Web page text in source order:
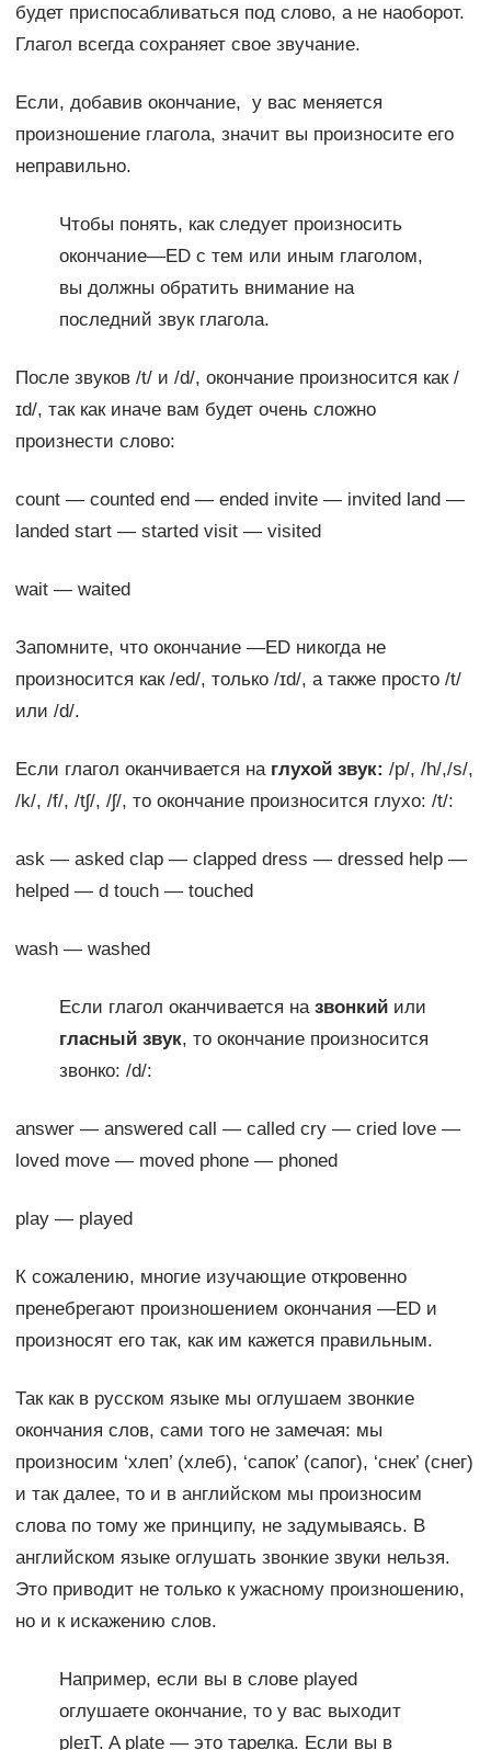
будет приспосабливаться под слово, а не наоборот.
Глагол всегда сохраняет свое звучание.
Если, добавив окончание, у вас меняется
произношение глагола, значит вы произносите его
неправильно.
Чтобы понять, как следует произносить
окончание—ED с тем или иным глаголом,
вы должны обратить внимание на
последний звук глагола.
После звуков /t/ и /d/, окончание произносится как /
ɪd/, так как иначе вам будет очень сложно
произнести слово:
count — counted end — ended invite — invited land —
landed start — started visit — visited
wait — waited
Запомните, что окончание —ED никогда не
произносится как /ed/, только /ɪd/, а также просто /t/
или /d/.
Если глагол оканчивается на глухой звук: /p/, /h/,/s/,
/k/, /f/, /tʃ/, /ʃ/, то окончание произносится глухо: /t/:
ask — asked clap — clapped dress — dressed help —
helped — d touch — touched
wash — washed
Если глагол оканчивается на звонкийили
гласный звук, то окончание произносится
звонко: /d/:
answer — answered call — called cry — cried love —
loved move — moved phone — phoned
play — played
К сожалению, многие изучающие откровенно
пренебрегают произношением окончания —ED и
произносят его так, как им кажется правильным.
Так как в русском языке мы оглушаем звонкие
окончания слов, сами того не замечая: мы
произносим ‘хлеп’ (хлеб), ‘сапок’ (сапог), ‘снек’ (снег)
и так далее, то и в английском мы произносим
слова по тому же принципу, не задумываясь. В
английском языке оглушать звонкие звуки нельзя.
Это приводит не только к ужасному произношению,
но и к искажению слов.
Например, если вы в слове played
оглушаете окончание, то у вас выходит
pleɪT. A plate — это тарелка. Если вы в